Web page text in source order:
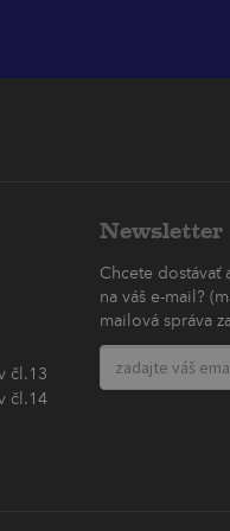
čl.13
čl.14
Newsletter
Chcete dostávať
na váš e-mail?
mailová správa